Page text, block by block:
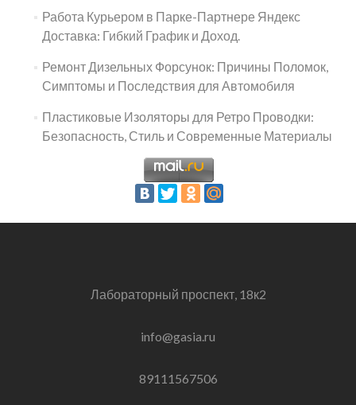
Работа Курьером в Парке-Партнере Яндекс
Доставка: Гибкий График и Доход.
Ремонт Дизельных Форсунок: Причины Поломок,
Симптомы и Последствия для Автомобиля
Пластиковые Изоляторы для Ретро Проводки:
Безопасность, Стиль и Современные Материалы
Лабораторный проспект, 18к2
info@gasia.ru
89111567506